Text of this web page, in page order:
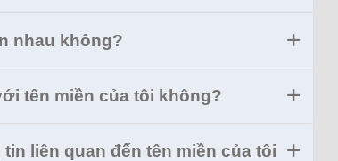
nhau không?
tên miền của tôi không?
liên quan đến tên miền của tôi